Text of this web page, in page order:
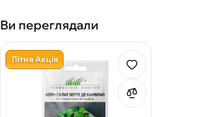
Ви переглядали
Літня Акція